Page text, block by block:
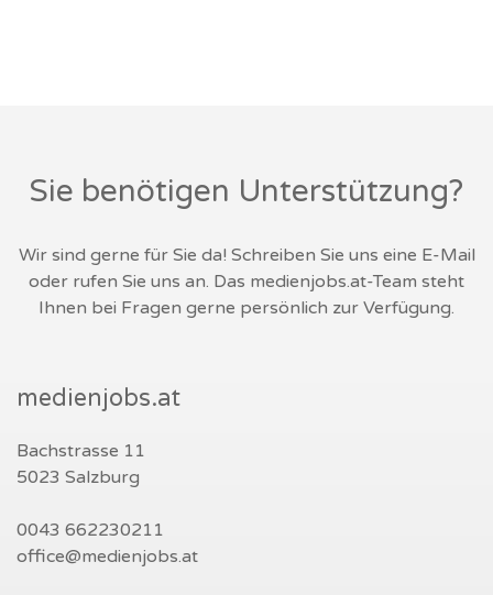
Sie benötigen Unterstützung?
Wir sind gerne für Sie da! Schreiben Sie uns eine E-Mail
oder rufen Sie uns an. Das medienjobs.at-Team steht
Ihnen bei Fragen gerne persönlich zur Verfügung.
medienjobs.at
Bachstrasse 11
5023 Salzburg
0043 662230211
office@medienjobs.at